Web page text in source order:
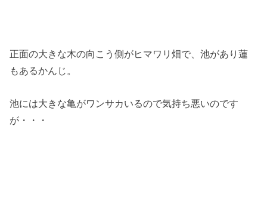
正面の大きな木の向こう側がヒマワリ畑で、池があり蓮
もあるかんじ。
池には大きな亀がワンサカいるので気持ち悪いのです
が・・・